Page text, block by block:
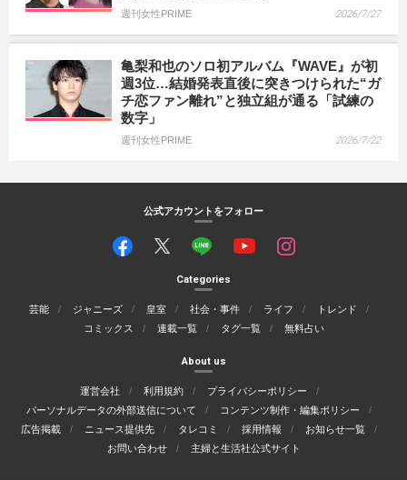
週刊女性PRIME 2026/7/27
亀梨和也のソロ初アルバム『WAVE』が初
週3位…結婚発表直後に突きつけられた“ガ
チ恋ファン離れ”と独立組が通る「試練の
数字」
週刊女性PRIME 2026/7/22
公式アカウントをフォロー
Categories
芸能 ジャニーズ 皇室 社会・事件 ライフ
トレンド
コミックス
連載一覧 タグ一覧 無料占い
About us
運営会社 利用規約
プライバシーポリシー
パーソナルデータの外部送信について
コンテンツ制作・編集ポリシー
広告掲載
ニュース提供先 タレコミ 採用情報
お知らせ一覧
お問い合わせ
主婦と生活社公式サイト